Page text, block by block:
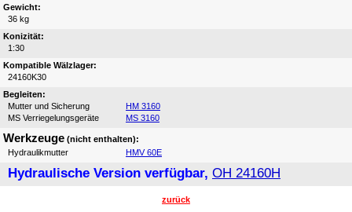
Gewicht:
36 kg
Konizität:
1:30
Kompatible Wälzlager:
24160K30
Begleiten:
Mutter und Sicherung
HM 3160
MS Verriegelungsgeräte
MS 3160
Werkzeuge (nicht enthalten):
Hydraulikmutter
HMV 60E
Hydraulische Version verfügbar, OH 24160H
zurück